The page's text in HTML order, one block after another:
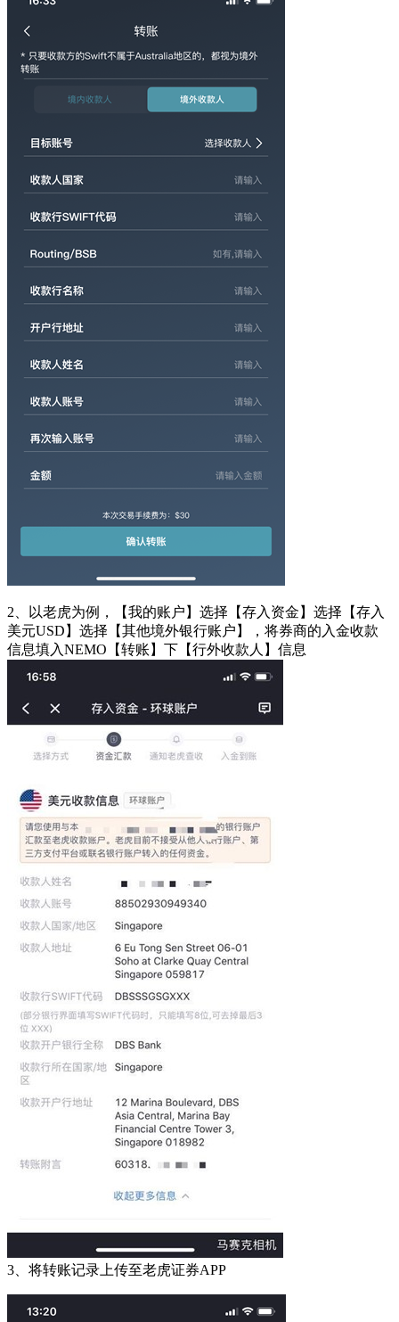
2、以老虎为例，【我的账户】选择【存入资金】选择【存入
美元USD】选择【其他境外银行账户】，将券商的入金收款
信息填入NEMO【转账】下【行外收款人】信息
3、将转账记录上传至老虎证券APP